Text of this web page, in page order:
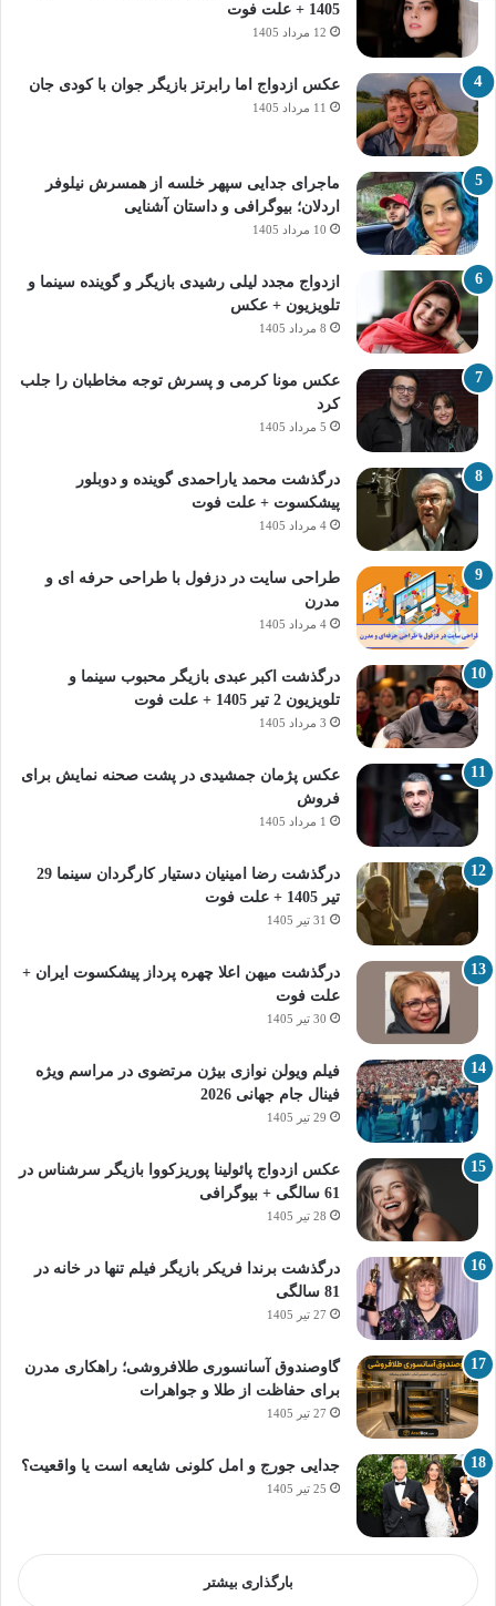
1405 + علت فوت
12 مرداد 1405
عکس ازدواج اما رابرتز بازیگر جوان با کودی جان
11 مرداد 1405
ماجرای جدایی سپهر خلسه از همسرش نیلوفر
اردلان؛ بیوگرافی و داستان آشنایی
10 مرداد 1405
ازدواج مجدد لیلی رشیدی بازیگر و گوینده سینما و
تلویزیون + عکس
8 مرداد 1405
عکس مونا کرمی و پسرش توجه مخاطبان را جلب
کرد
5 مرداد 1405
درگذشت محمد یاراحمدی گوینده و دوبلور
پیشکسوت + علت فوت
4 مرداد 1405
طراحی سایت در دزفول با طراحی حرفه‌ ای و
مدرن
4 مرداد 1405
درگذشت اکبر عبدی بازیگر محبوب سینما و
تلویزیون 2 تیر 1405 + علت فوت
3 مرداد 1405
عکس پژمان جمشیدی در پشت صحنه نمایش برای
فروش
1 مرداد 1405
درگذشت رضا امینیان دستیار کارگردان سینما 29
تیر 1405 + علت فوت
31 تیر 1405
درگذشت میهن اعلا چهره پرداز پیشکسوت ایران +
علت فوت
30 تیر 1405
فیلم ویولن نوازی بیژن مرتضوی در مراسم ویژه
فینال جام جهانی 2026
29 تیر 1405
عکس ازدواج پائولینا پوریزکووا بازیگر سرشناس در
61 سالگی + بیوگرافی
28 تیر 1405
درگذشت برندا فریکر بازیگر فیلم تنها در خانه در
81 سالگی
27 تیر 1405
گاوصندوق آسانسوری طلافروشی؛ راهکاری مدرن
برای حفاظت از طلا و جواهرات
27 تیر 1405
جدایی جورج و امل کلونی شایعه است یا واقعیت؟
25 تیر 1405
بارگذاری بیشتر